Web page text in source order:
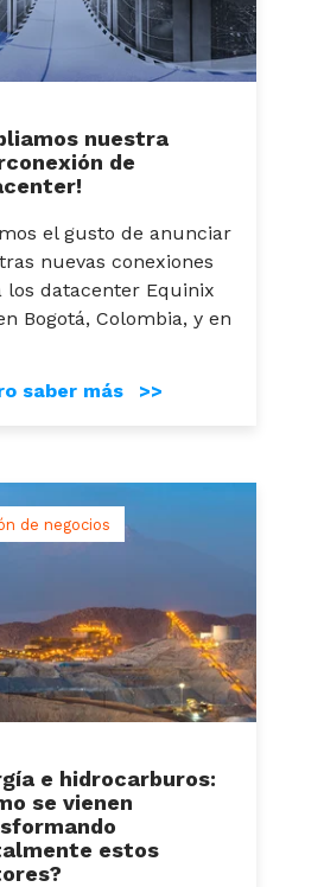
nuestra
de
el gusto de anunciar
nuevas conexiones
los datacenter Equinix
Bogotá, Colombia, y en
saber más >>
de negocios
e hidrocarburos:
se vienen
estos